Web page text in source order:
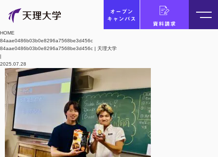
オープン
キャンパス
資料請求
HOME
84aae0486b03b0e8296a7568be3d456c
84aae0486b03b0e8296a7568be3d456c | 天理大学
|
2025.07.28